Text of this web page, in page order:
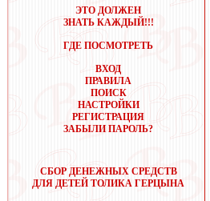
ЭТО ДОЛЖЕН
ЗНАТЬ КАЖДЫЙ!!!
ГДЕ ПОСМОТРЕТЬ
ВХОД
ПРАВИЛА
ПОИСК
НАСТРОЙКИ
РЕГИСТРАЦИЯ
ЗАБЫЛИ ПАРОЛЬ?
СБОР ДЕНЕЖНЫХ СРЕДСТВ
ДЛЯ ДЕТЕЙ ТОЛИКА ГЕРЦЫНА